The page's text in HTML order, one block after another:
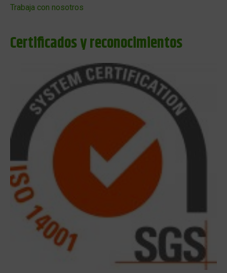
Trabaja con nosotros
Certificados y reconocimientos